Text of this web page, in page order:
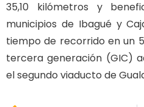
35,10 kilómetros y
municipios de Ibagué y
tiempo de recorrido en un
tercera generación (GIC)
el segundo viaducto de